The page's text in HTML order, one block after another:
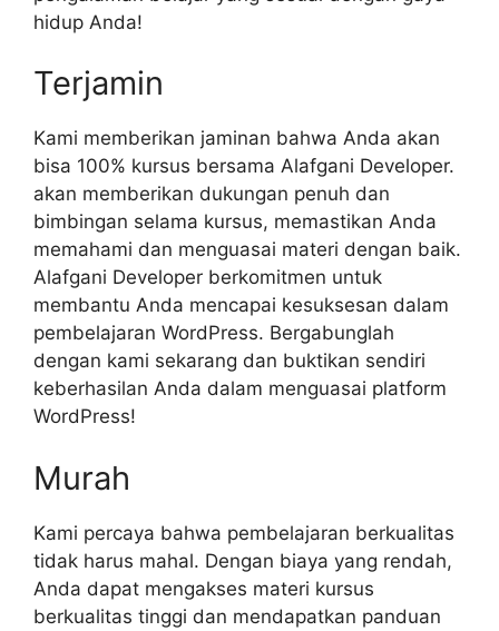
hidup Anda!
Terjamin
Kami memberikan jaminan bahwa Anda akan
bisa 100% kursus bersama Alafgani Developer.
akan memberikan dukungan penuh dan
bimbingan selama kursus, memastikan Anda
memahami dan menguasai materi dengan baik.
Alafgani Developer berkomitmen untuk
membantu Anda mencapai kesuksesan dalam
pembelajaran WordPress. Bergabunglah
dengan kami sekarang dan buktikan sendiri
keberhasilan Anda dalam menguasai platform
WordPress!
Murah
Kami percaya bahwa pembelajaran berkualitas
tidak harus mahal. Dengan biaya yang rendah,
Anda dapat mengakses materi kursus
berkualitas tinggi dan mendapatkan panduan